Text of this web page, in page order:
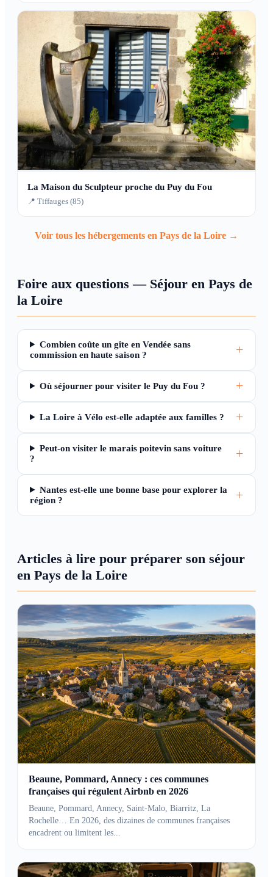
La Maison du Sculpteur proche du Puy du Fou
📍 Tiffauges (85)
Voir tous les hébergements en Pays de la Loire →
Foire aux questions — Séjour en Pays de
la Loire
Combien coûte un gîte en Vendée sans
commission en haute saison ?
Où séjourner pour visiter le Puy du Fou ?
La Loire à Vélo est-elle adaptée aux familles ?
Peut-on visiter le marais poitevin sans voiture
?
Nantes est-elle une bonne base pour explorer la
région ?
Articles à lire pour préparer son séjour
en Pays de la Loire
Beaune, Pommard, Annecy : ces communes
françaises qui régulent Airbnb en 2026
Beaune, Pommard, Annecy, Saint-Malo, Biarritz, La
Rochelle… En 2026, des dizaines de communes françaises
encadrent ou limitent les...